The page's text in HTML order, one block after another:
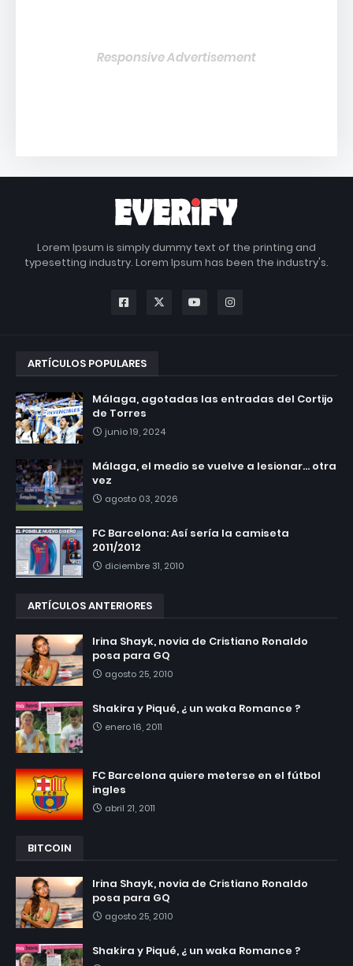
Responsive Advertisement
Lorem Ipsum is simply dummy text of the printing and
typesetting industry. Lorem Ipsum has been the industry's.
ARTÍCULOS POPULARES
Málaga, agotadas las entradas del Cortijo
de Torres
junio 19, 2024
Málaga, el medio se vuelve a lesionar... otra
vez
agosto 03, 2026
FC Barcelona: Así sería la camiseta
2011/2012
diciembre 31, 2010
ARTÍCULOS ANTERIORES
Irina Shayk, novia de Cristiano Ronaldo
posa para GQ
agosto 25, 2010
Shakira y Piqué, ¿ un waka Romance ?
enero 16, 2011
FC Barcelona quiere meterse en el fútbol
ingles
abril 21, 2011
BITCOIN
Irina Shayk, novia de Cristiano Ronaldo
posa para GQ
agosto 25, 2010
Shakira y Piqué, ¿ un waka Romance ?